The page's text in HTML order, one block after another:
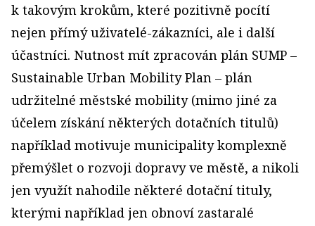
k takovým krokům, které pozitivně pocítí
nejen přímý uživatelé-zákazníci, ale i další
účastníci. Nutnost mít zpracován plán SUMP –
Sustainable Urban Mobility Plan – plán
udržitelné městské mobility (mimo jiné za
účelem získání některých dotačních titulů)
například motivuje municipality komplexně
přemýšlet o rozvoji dopravy ve městě, a nikoli
jen využít nahodile některé dotační tituly,
kterými například jen obnoví zastaralé